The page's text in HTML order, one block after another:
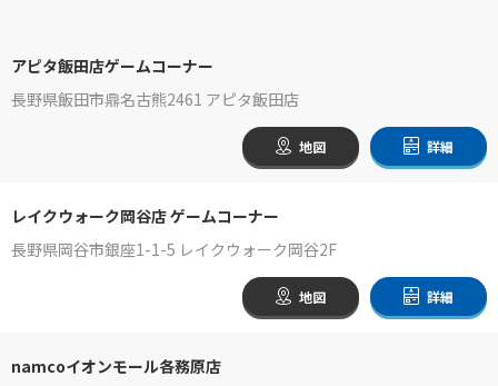
アピタ飯田店ゲームコーナー
長野県飯田市鼎名古熊2461 アピタ飯田店
地図 詳細
レイクウォーク岡谷店 ゲームコーナー
長野県岡谷市銀座1-1-5 レイクウォーク岡谷2F
地図 詳細
namcoイオンモール各務原店